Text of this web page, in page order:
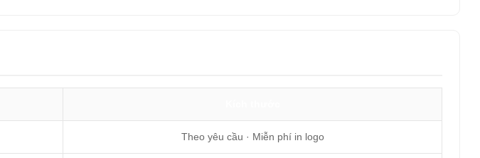
Theo yêu cầu · Miễn phí in logo